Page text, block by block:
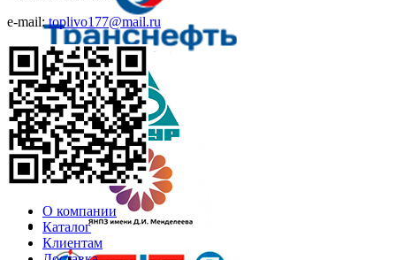
e-mail:toplivo177@mail.ru
О компании
Каталог
Клиентам